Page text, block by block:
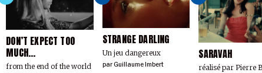
DON’T EXPECT TOO
MUCH...
from the end of the world
STRANGE DARLING
Un jeu dangereux
parGuillaume Imbert
SARAVAH
réalisé par Pierre